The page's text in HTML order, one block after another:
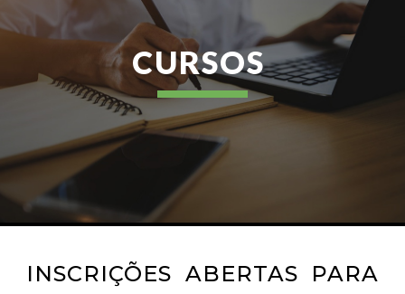
CURSOS
INSCRIÇÕES ABERTAS PARA